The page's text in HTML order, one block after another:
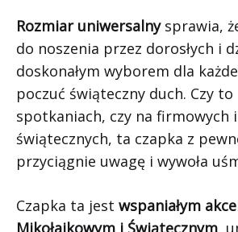
Rozmiar uniwersalnysprawia,
do noszenia przez dorosłych i
doskonałym wyborem dla
poczuć świąteczny duch. Czy
spotkaniach, czy na firmowych
świątecznych, ta czapka z
przyciągnie uwagę i wywoła
Czapka ta jest wspaniałym
Mikołajkowym i Świątecznym ,